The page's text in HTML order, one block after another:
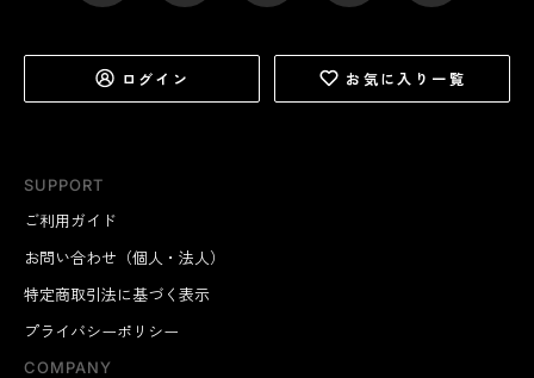
SUPPORT
ご利用ガイド
お問い合わせ（個人・法人）
特定商取引法に基づく表示
プライバシーポリシー
COMPANY
ログイン お気に入り一覧